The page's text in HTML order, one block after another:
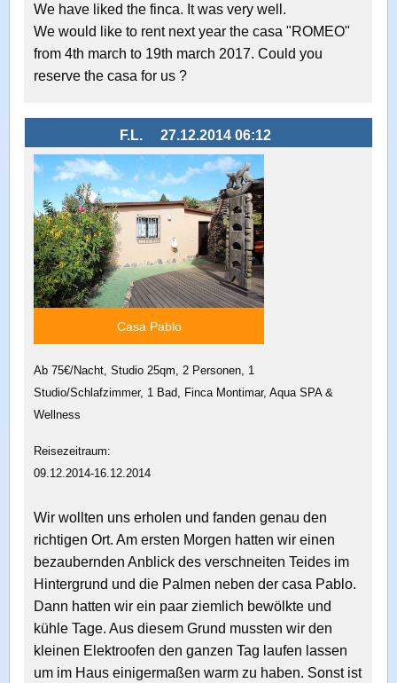
We have liked the finca. It was very well.
We would like to rent next year the casa "ROMEO"
from 4th march to 19th march 2017. Could you
reserve the casa for us ?
F.L. 27.12.2014 06:12
Casa Pablo
Ab 75€/Nacht, Studio 25qm, 2 Personen, 1
Studio/Schlafzimmer, 1 Bad, Finca Montimar, Aqua SPA &
Wellness
Reisezeitraum:
09.12.2014-16.12.2014
Wir wollten uns erholen und fanden genau den
richtigen Ort. Am ersten Morgen hatten wir einen
bezaubernden Anblick des verschneiten Teides im
Hintergrund und die Palmen neben der casa Pablo.
Dann hatten wir ein paar ziemlich bewölkte und
kühle Tage. Aus diesem Grund mussten wir den
kleinen Elektroofen den ganzen Tag laufen lassen
um im Haus einigermaßen warm zu haben. Sonst ist